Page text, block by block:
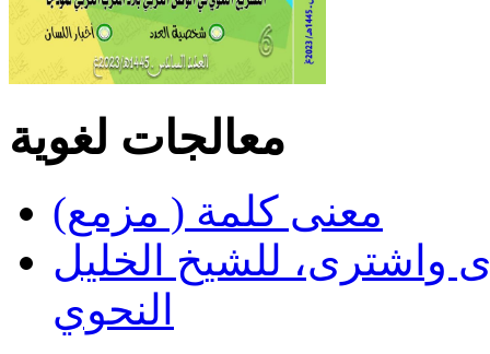
معالجات لغوية
معنى كلمة ( مزمع)
واشترى، للشيخ الخليل
النحوي